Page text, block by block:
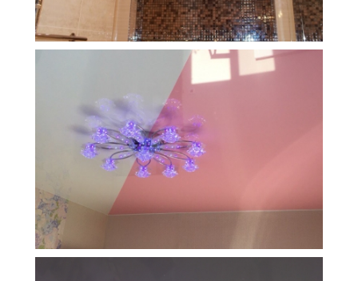
Площадь 5 м2 Стоимость 5 000 руб.
Площадь 11 м Стоимость 9 000 руб.